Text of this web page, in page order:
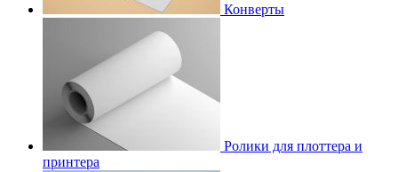
Конверты
Ролики для плоттера и
принтера